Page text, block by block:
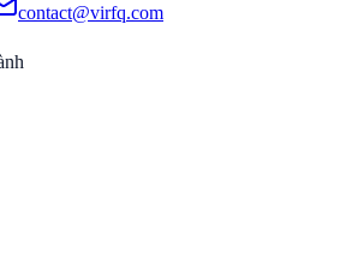
contact@virfq.com